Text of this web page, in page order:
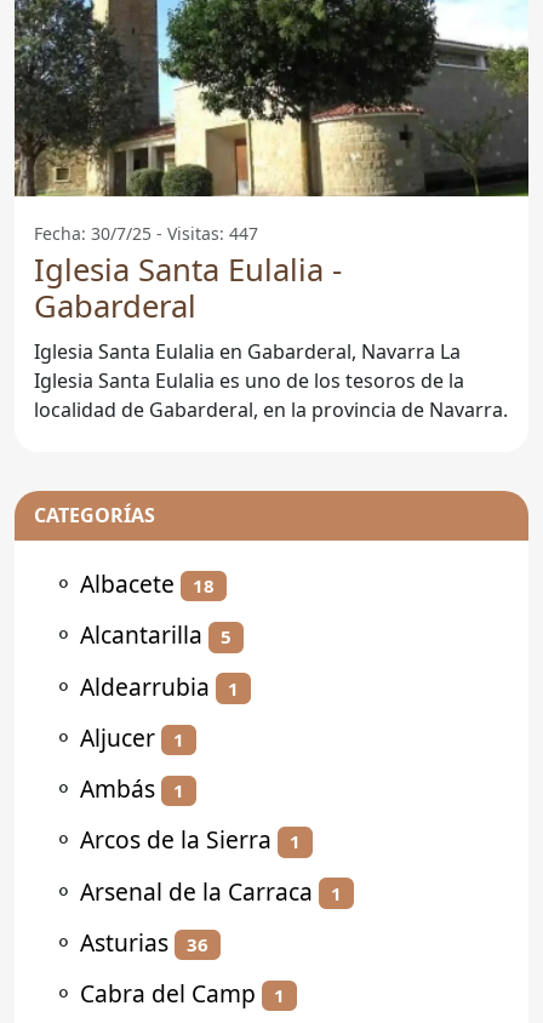
Fecha: 30/7/25 - Visitas: 447
Iglesia Santa Eulalia -
Gabarderal
Iglesia Santa Eulalia en Gabarderal, Navarra La
Iglesia Santa Eulalia es uno de los tesoros de la
localidad de Gabarderal, en la provincia de Navarra.
CATEGORÍAS
⚬ Albacete 18
⚬ Alcantarilla 5
⚬ Aldearrubia 1
⚬ Aljucer 1
⚬ Ambás 1
⚬ Arcos de la Sierra 1
⚬ Arsenal de la Carraca 1
⚬ Asturias 36
⚬ Cabra del Camp 1